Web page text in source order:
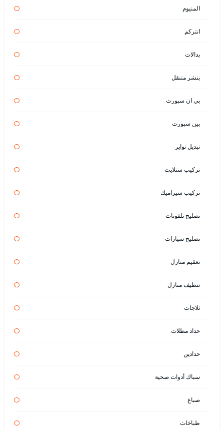
المنيوم
انتركم
بدالات
بنشر متنقل
بي ان سبورت
بين سبورت
تبديل تواير
تركيب ستلايت
تركيب سيراميك
تصليح تلفونات
تصليح سيارات
تعقيم منازل
تنظيف منازل
ثلاجات
حداد مظلات
حدادين
سباك أدوات صحية
صباغ
طباخات